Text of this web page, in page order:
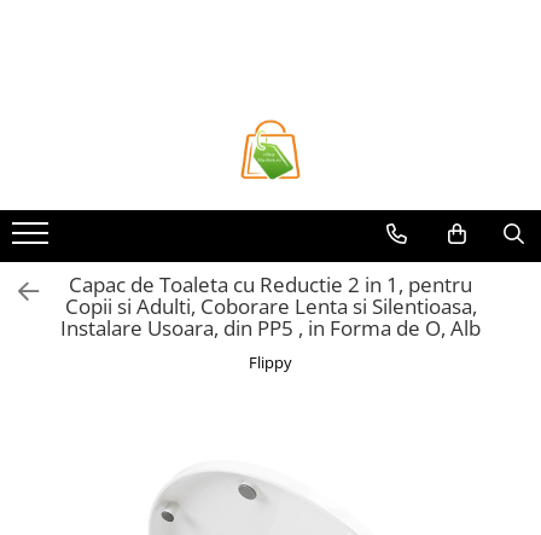
Accesorii Birou si Consumabile
Articole pentru baie
Articole pentru Bucatarie
Accesorii Bucătărie
Dozatoare Condimente
Organizatoare si Depozitare
Capac de Toaleta cu Reductie 2 in 1, pentru
Copii si Adulti, Coborare Lenta si Silentioasa,
Instalare Usoara, din PP5 , in Forma de O, Alb
Flippy